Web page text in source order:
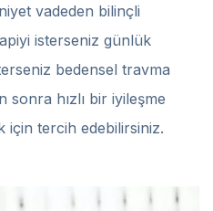
vadeden bilinçli
isterseniz günlük
bedensel travma
hızlı bir iyileşme
için tercih edebilirsiniz.